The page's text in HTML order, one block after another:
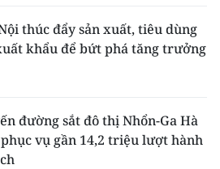
thúc đẩy sản xuất, tiêu dùng
khẩu để bứt phá tăng trưởng
đường sắt đô thị Nhổn-Ga Hà
vụ gần 14,2 triệu lượt hành